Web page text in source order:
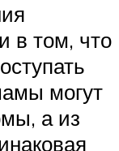
в том, что
могут
а из